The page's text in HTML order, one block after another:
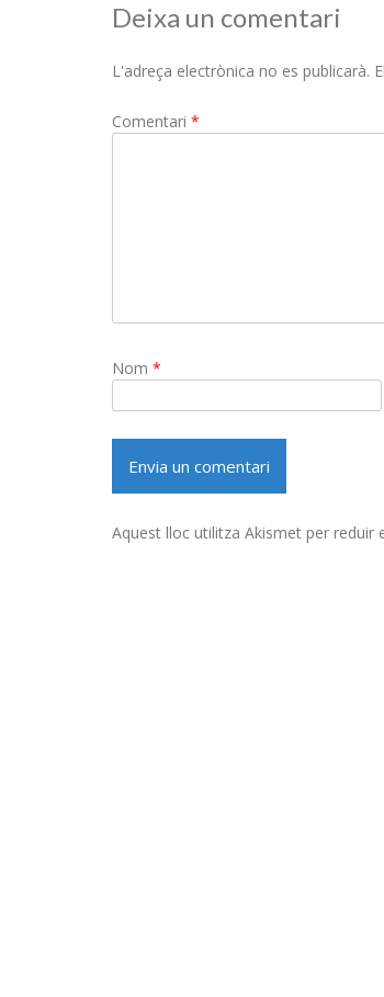
Deixa un comentari
L'adreça electrònica no es publicarà.
Comentari *
Nom *
Aquest lloc utilitza Akismet per reduir